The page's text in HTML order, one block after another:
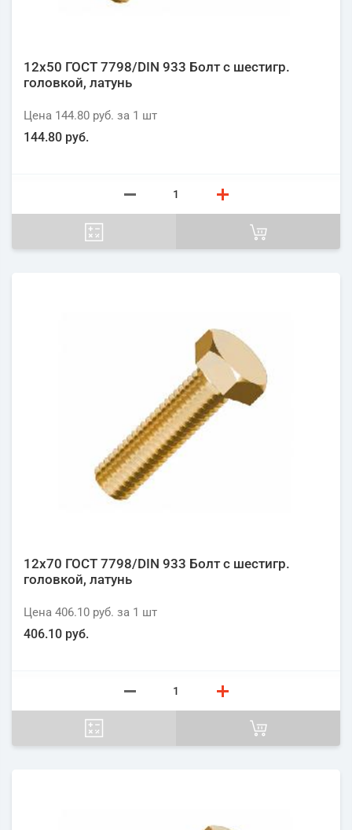
12х50 ГОСТ 7798/DIN 933 Болт с шестигр.
головкой, латунь
Цена 144.80 руб. за 1 шт
144.80 руб.
12х70 ГОСТ 7798/DIN 933 Болт с шестигр.
головкой, латунь
Цена 406.10 руб. за 1 шт
406.10 руб.